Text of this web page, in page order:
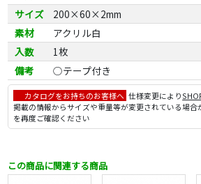
サイズ
200×60×2mm
素材
アクリル白
入数
1枚
備考
○テープ付き
カタログをお持ちのお客様へ 仕様変更により
掲載の情報からサイズや重量等が変更されている場合
を再度ご確認ください
この商品に関連する商品